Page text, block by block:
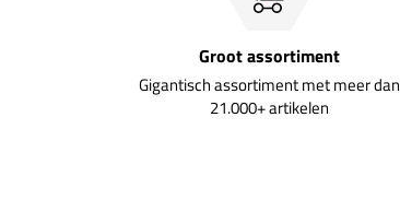
Groot assortiment
Gigantisch assortiment met meer dan
21.000+ artikelen